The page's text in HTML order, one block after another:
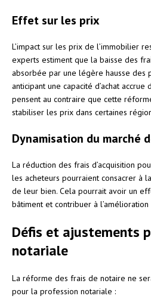
Effet sur les prix
L’impact sur les prix de l’immobilier
experts estiment que la baisse des
absorbée par une légère hausse des
anticipant une capacité d’achat accrue
pensent au contraire que cette
stabiliser les prix dans certaines
Dynamisation du marché
La réduction des frais d’acquisition
les acheteurs pourraient consacrer à
de leur bien. Cela pourrait avoir un
bâtiment et contribuer à
Défis et ajustements
notariale
La réforme des frais de notaire ne
pour la profession notariale :